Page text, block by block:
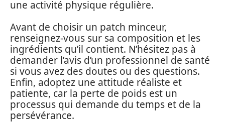
une activité physique régulière.
Avant de choisir un patch minceur,
renseignez-vous sur sa composition et les
ingrédients qu’il contient. N’hésitez pas à
demander l’avis d’un professionnel de santé
si vous avez des doutes ou des questions.
Enfin, adoptez une attitude réaliste et
patiente, car la perte de poids est un
processus qui demande du temps et de la
persévérance.